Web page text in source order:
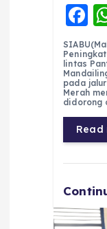
F
a
c
e
b
o
o
k
lintas
pada
Merah
didorong
Read